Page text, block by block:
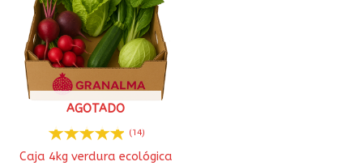
AGOTADO
(14)
Caja 4kg verdura ecológica